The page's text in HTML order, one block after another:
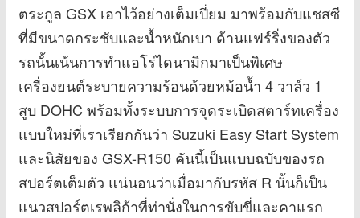
ตระกูล GSX เอาไว้อย่างเต็มเปี่ยม มาพร้อมกับแชสซี
ที่มีขนาดกระชับและน้ำหนักเบา ด้านแฟร์ริ่งของตัว
รถนั้นเน้นการทำแอโร่ไดนามิกมาเป็นพิเศษ
เครื่องยนต์ระบายความร้อนด้วยหม้อน้ำ 4 วาล์ว 1
สูบ DOHC พร้อมทั้งระบบการจุดระเบิดสตาร์ทเครื่อง
แบบใหม่ที่เราเรียกกันว่า Suzuki Easy Start System
และนิสัยของ GSX-R150 คันนี้เป็นแบบฉบับของรถ
สปอร์ตเต็มตัว แน่นอนว่าเมื่อมากับรหัส R นั้นก็เป็น
แนวสปอร์ตเรพลิก้าที่ท่านั่งในการขับขี่และคาแรก